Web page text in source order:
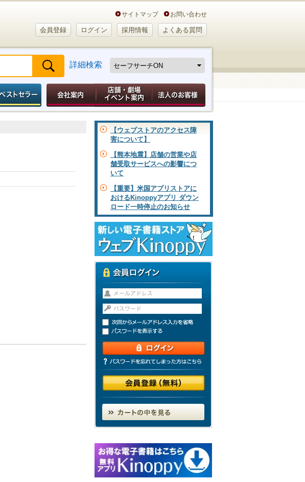
サイトマップ お問い合わせ
会員登録 ログイン 採用情報 よくある質問
詳細検索
【ウェブストアのアクセス障
害について】
【熊本地震】店舗の営業や店
舗受取サービスへの影響につ
いて
【重要】米国アプリストアに
おけるKinoppyアプリ ダウン
ロード一時停止のお知らせ